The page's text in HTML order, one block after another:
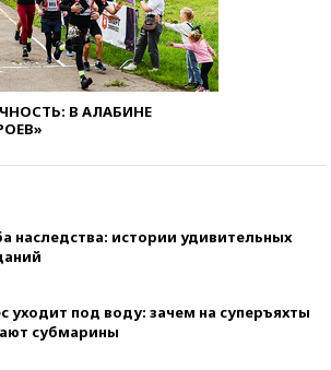
В АЛАБИНЕ
наследства: истории удивительных
уходит под воду: зачем на суперъяхты
субмарины